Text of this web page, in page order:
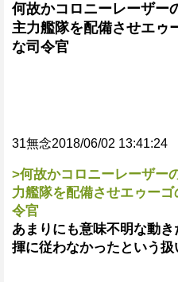
何故かコロニーレーザー
主力艦隊を配備させエゥ
な司令官
31無念2018/06/02 13:41:24
>何故かコロニーレーザー
力艦隊を配備させエゥー
令官
あまりにも意味不明な動
揮に従わなかったという